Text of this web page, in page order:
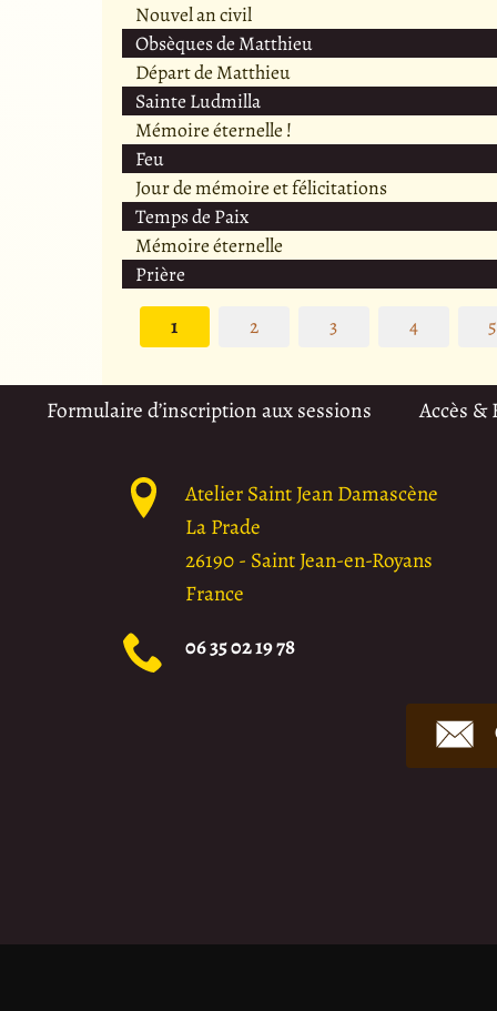
Nouvel an civil
Obsèques de Matthieu
Départ de Matthieu
Sainte Ludmilla
Mémoire éternelle !
Feu
Jour de mémoire et félicitations
Temps de Paix
Mémoire éternelle
Prière
1
2 3 4 5
Formulaire d’inscription aux sessions Accès &
Atelier Saint Jean Damascène
La Prade
26190- Saint Jean-en-Royans
France
06 35 02 19 78